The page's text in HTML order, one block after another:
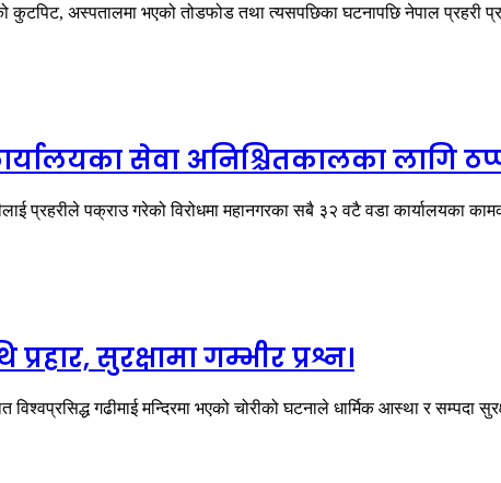
कुटपिट, अस्पतालमा भएको तोडफोड तथा त्यसपछिका घटनापछि नेपाल प्रहरी
सेवा अनिश्चितकालका लागि
प्रहरीले पक्राउ गरेको विरोधमा महानगरका सबै ३२ वटै वडा कार्यालयका
सुरक्षामा गम्भीर प्रश्न।
विश्वप्रसिद्ध गढीमाई मन्दिरमा भएको चोरीको घटनाले धार्मिक आस्था र सम्पदा